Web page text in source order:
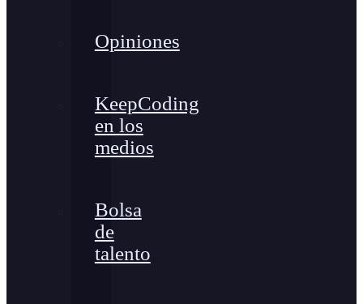
Opiniones
KeepCoding
en los
medios
Bolsa
de
talento